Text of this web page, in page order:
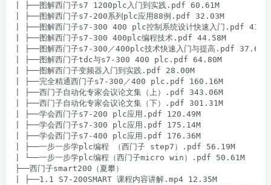
| ├──图解西门子s7 1200plc入门到实践.pdf 60.61M
| ├──图解西门子s7-200系列plc应用88例.pdf 32.03M
| ├──图解西门子s7-300 400 plc控制系统设计快速入门.pdf
| ├──图解西门子s7-300 400plc编程技术.pdf 44.58M
| ├──图解西门子s7-300／400plc技术快速入门与提高.pdf 37.67M
| ├──图解西门子tdc与s7-300 400 plc.pdf 64.80M
| ├──图解西门子变频器入门到实践.pdf 28.00M
| ├──完全精通西门子s7-300／400 plc.pdf 160.16M
| ├──西门子自动化专家会议论文集（上）.pdf 343.06M
| ├──西门子自动化专家会议论文集（下）.pdf 301.31M
| ├──学会西门子s7-200 plc应用.pdf 120.49M
| ├──学会西门子s7-300 plc应用.pdf 175.14M
| ├──学会西门子s7-400 plc应用.pdf 176.36M
| ├──一步一步学plc编程 （西门子 step7）.pdf 56.19M
| └──一步一步学plc编程（西门子micro win）.pdf 50.61M
├──西门子smart200（夏攀）
| ├──1.1 S7-200SMART 课程内容讲解.mp4 12.35M